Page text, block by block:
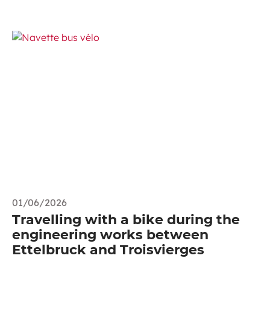
01/06/2026
Travelling with a bike during the
engineering works between
Ettelbruck and Troisvierges